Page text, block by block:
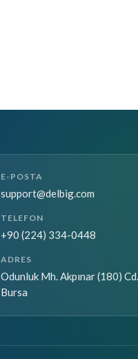
E-POSTA
support@delbig.com
TELEFON
+90 (224) 334-0448
ADRES
Odunluk Mh. Akpınar (180)
Bursa